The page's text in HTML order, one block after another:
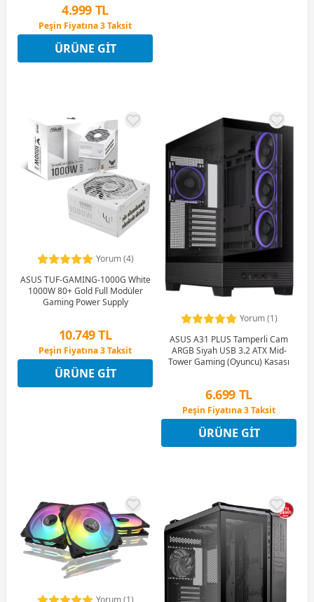
4.999 TL
Peşin Fiyatına 3 Taksit
12 Ay x 588 TL taksitle
Peşin Fiyatına 3 Taksit
ÜRÜNE GIT
Yorum (4)
ASUS TUF-GAMING-1000G White
1000W 80+ Gold Full Modüler
Gaming Power Supply
10.749 TL
Peşin Fiyatına 3 Taksit
12 Ay x 1.264 TL taksitle
Peşin Fiyatına 3 Taksit
ÜRÜNE GIT
Yorum (1)
ASUS A31 PLUS Tamperli Cam
ARGB Siyah USB 3.2 ATX Mid-
Tower Gaming (Oyuncu) Kasası
6.699 TL
Peşin Fiyatına 3 Taksit
12 Ay x 788 TL taksitle
Peşin Fiyatına 3 Taksit
ÜRÜNE GIT
Yorum (1)